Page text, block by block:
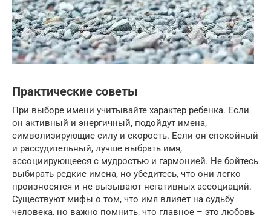
Практические советы
При выборе имени учитывайте характер ребенка. Если
он активный и энергичный, подойдут имена,
символизирующие силу и скорость. Если он спокойный
и рассудительный, лучше выбрать имя,
ассоциирующееся с мудростью и гармонией. Не бойтесь
выбирать редкие имена, но убедитесь, что они легко
произносятся и не вызывают негативных ассоциаций.
Существуют мифы о том, что имя влияет на судьбу
человека, но важно помнить, что главное – это любовь